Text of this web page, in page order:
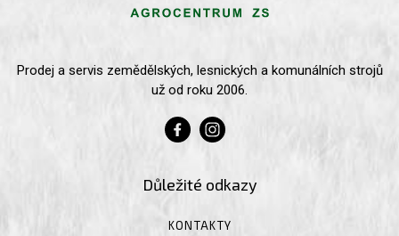
Prodej a servis zemědělských, lesnických a komunálních strojů
už od roku 2006.
Důležité odkazy
KONTAKTY